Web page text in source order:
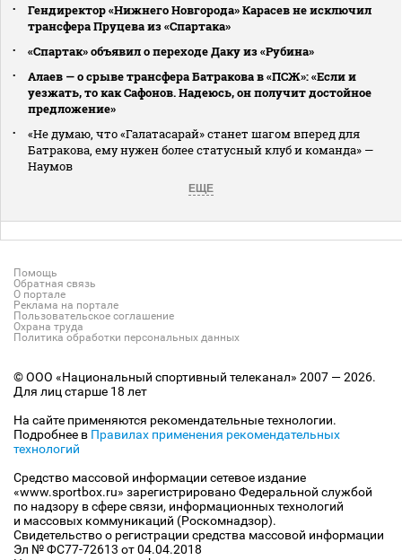
Гендиректор «Нижнего Новгорода» Карасев не исключил
трансфера Пруцева из «Спартака»
«Спартак» объявил о переходе Даку из «Рубина»
Алаев — о срыве трансфера Батракова в «ПСЖ»: «Если и
уезжать, то как Сафонов. Надеюсь, он получит достойное
предложение»
«Не думаю, что «Галатасарай» станет шагом вперед для
Батракова, ему нужен более статусный клуб и команда» —
Наумов
ЕЩЕ
Помощь
Обратная связь
О портале
Реклама на портале
Пользовательское соглашение
Охрана труда
Политика обработки персональных данных
© ООО «Национальный спортивный телеканал» 2007 — 2026.
Для лиц старше 18 лет
На сайте применяются рекомендательные технологии.
Подробнее в Правилах применения рекомендательных
технологий
Средство массовой информации сетевое издание
«www.sportbox.ru» зарегистрировано Федеральной службой
по надзору в сфере связи, информационных технологий
и массовых коммуникаций (Роскомнадзор).
Свидетельство о регистрации средства массовой информации
Эл № ФС77-72613 от 04.04.2018